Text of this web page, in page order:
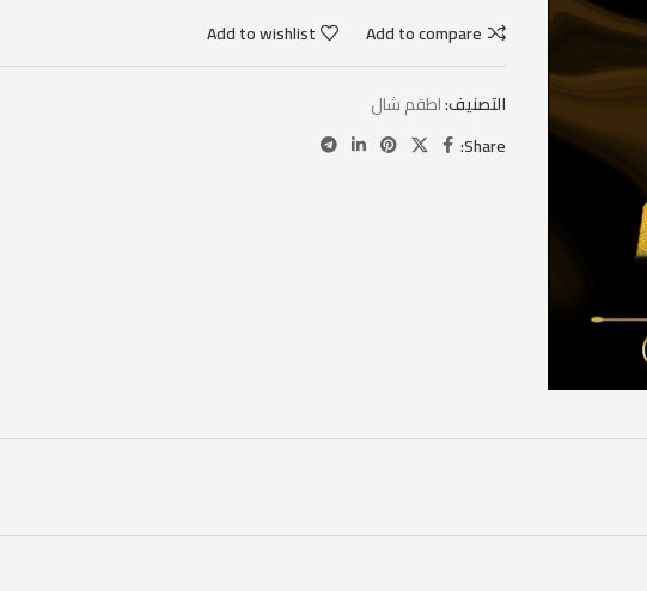
Add to compare
Add to wishlist
التصنيف:اطقم شال
Share: